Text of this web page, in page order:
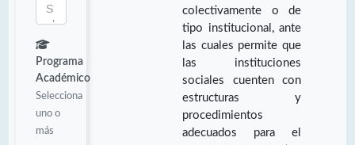
Programa
Académico
Selecciona
uno o
más
colectivamente o de
tipo institucional, ante
las cuales permite que
las instituciones
sociales cuenten con
estructuras y
procedimientos
adecuados para el